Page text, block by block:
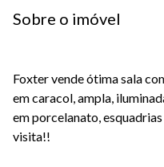
Sobre o imóvel
Foxter vende ótima sala
em caracol, ampla,
em porcelanato,
visita!!